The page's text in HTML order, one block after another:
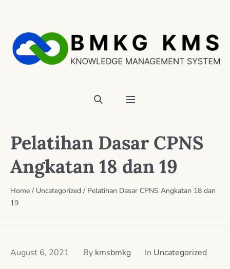
Pelatihan Dasar CPNS
Angkatan 18 dan 19
Home / Uncategorized / Pelatihan Dasar CPNS Angkatan 18 dan
19
August 6, 2021 By kmsbmkg In Uncategorized